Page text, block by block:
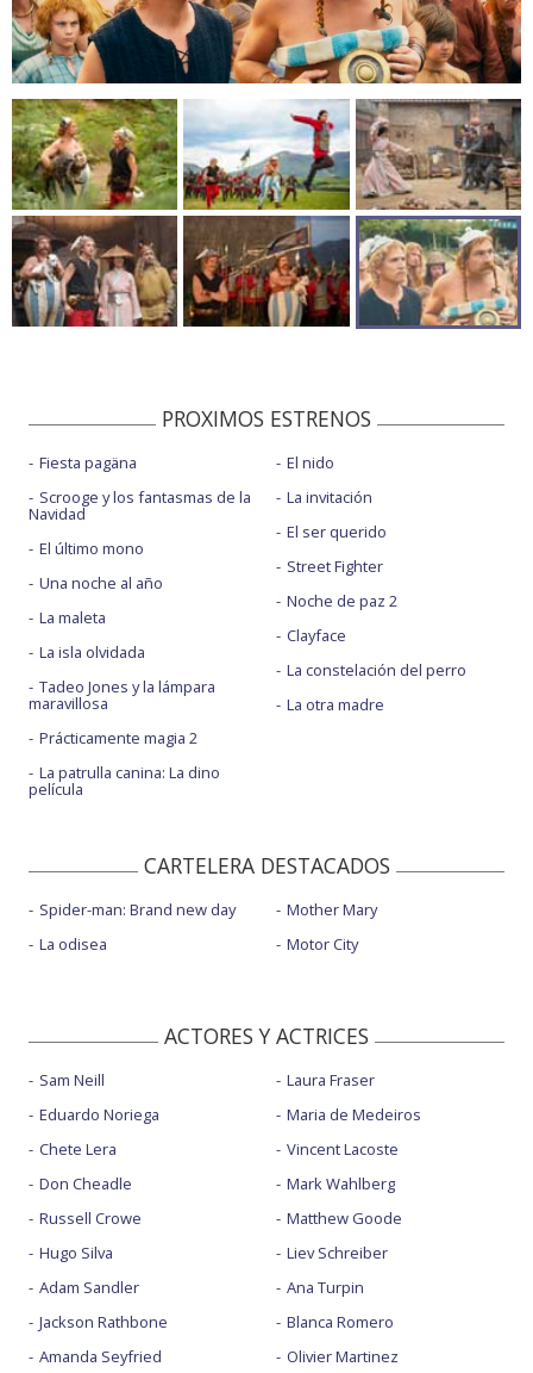
PROXIMOS ESTRENOS
Fiesta pagäna
Scrooge y los fantasmas de la
Navidad
El último mono
Una noche al año
La maleta
La isla olvidada
Tadeo Jones y la lámpara
maravillosa
Prácticamente magia 2
La patrulla canina: La dino
película
El nido
La invitación
El ser querido
Street Fighter
Noche de paz 2
Clayface
La constelación del perro
La otra madre
CARTELERA DESTACADOS
Spider-man: Brand new day
La odisea
Mother Mary
Motor City
ACTORES Y ACTRICES
Sam Neill
Eduardo Noriega
Chete Lera
Don Cheadle
Russell Crowe
Hugo Silva
Adam Sandler
Jackson Rathbone
Amanda Seyfried
Laura Fraser
Maria de Medeiros
Vincent Lacoste
Mark Wahlberg
Matthew Goode
Liev Schreiber
Ana Turpin
Blanca Romero
Olivier Martinez